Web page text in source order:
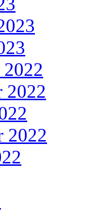
2022
2022
2022